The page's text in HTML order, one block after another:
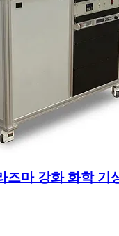
즈마 강화 화학 기